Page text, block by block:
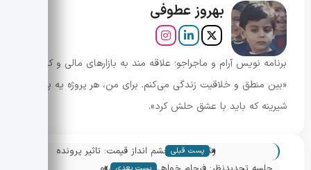
بهروز عطوفی
برنامه نویس آرام و ماجراجو؛ علاقه مند به بازارهای مالی و کریپتو.
«بین منطق و خلاقیت زندگی می‌کنم. برای من، هر پروژه یه پازل
شیرینه که باید با عشق حلش کرد».
« پست قبلیرشد XRP و چشم انداز قیمت: تاثیر پرونده